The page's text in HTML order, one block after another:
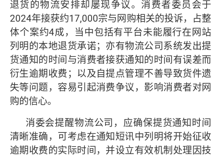
退货的物流安排却屡现争议。消费者委员会于
2024年接获约17,000宗与网购相关的投诉，占整
体个案约4成，当中包括有平台未能履行在网站
列明的本地退货承诺；亦有物流公司系统发出提
货通知的时间与消费者接获通知的时间有误差而
衍生逾期收费；以及自提点管理不善导致货件遗
失等问题，容易引起消费争议，影响消费者对网
购的信心。
消委会提醒物流公司，应确保提货通知时间
清晰准确，可考虑在通知短讯中列明将开始征收
逾期收费的实际时间，并设立有效机制处理因技